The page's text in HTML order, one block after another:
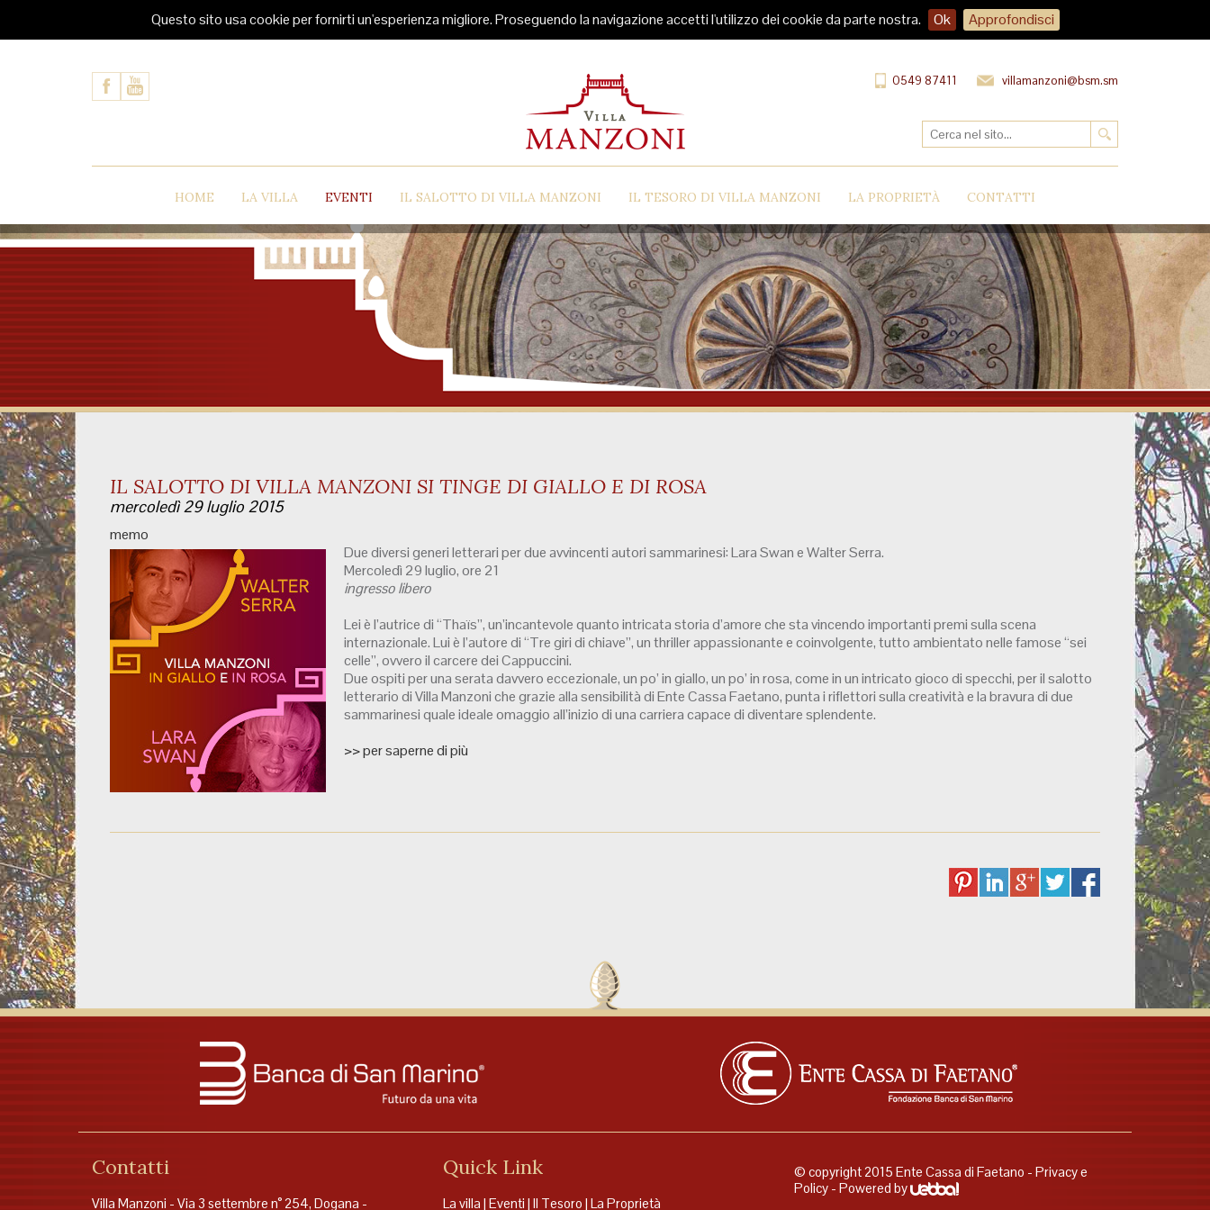
Questo sito usa cookie per fornirti un'esperienza migliore. Proseguendo la navigazione accetti l'utilizzo dei cookie da parte nostra. Ok Approfondisci
0549 87411 villamanzoni@bsm.sm
HOME LA VILLA EVENTI IL SALOTTO DI VILLA MANZONI IL TESORO DI VILLA MANZONI LA PROPRIETÀ CONTATTI
IL SALOTTO DI VILLA MANZONI SI TINGE DI GIALLO E DI ROSA
mercoledì 29 luglio 2015
memo
Due diversi generi letterari per due avvincenti autori sammarinesi: Lara Swan e Walter Serra.
Mercoledì 29 luglio, ore 21
ingresso libero
Lei è l’autrice di “Thaïs”, un’incantevole quanto intricata storia d’amore che sta vincendo importanti premi sulla scena
internazionale. Lui è l’autore di “Tre giri di chiave”, un thriller appassionante e coinvolgente, tutto ambientato nelle famose “sei
celle”, ovvero il carcere dei Cappuccini.
Due ospiti per una serata davvero eccezionale, un po’ in giallo, un po’ in rosa, come in un intricato gioco di specchi, per il salotto
letterario di Villa Manzoni che grazie alla sensibilità di Ente Cassa Faetano, punta i riflettori sulla creatività e la bravura di due
sammarinesi quale ideale omaggio all’inizio di una carriera capace di diventare splendente.
>> per saperne di più
Contatti
Villa Manzoni - Via 3 settembre n° 254, Dogana -
Quick Link
La villa | Eventi | Il Tesoro | La Proprietà
© copyright 2015 Ente Cassa di Faetano - Privacy e
Policy - Powered by